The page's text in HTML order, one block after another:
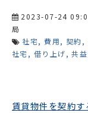
2023-07-24
局
社宅
費用 契約
社宅
借り上げ 共
賃貸物件を契約す